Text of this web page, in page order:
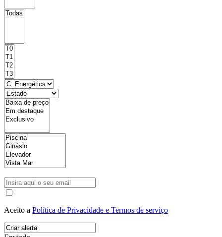
Aceito a Política de Privacidade e Termos de serviço